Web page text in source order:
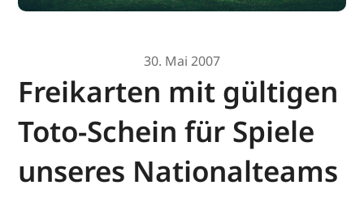
30. Mai 2007
Freikarten mit gültigen
Toto-Schein für Spiele
unseres Nationalteams